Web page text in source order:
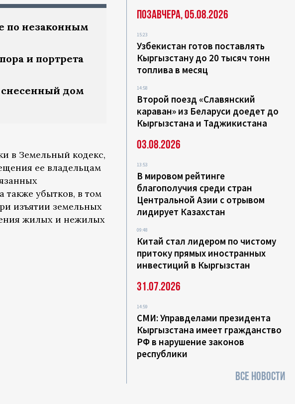
по незаконным
и портрета
дом
в Земельный кодекс,
ее владельцам
также убытков, в том
изъятии земельных
жилых и нежилых
Позавчера, 05.08.2026
15:23
Узбекистан готов поставлять
Кыргызстану до 20 тысяч тонн
топлива в месяц
14:58
Второй поезд «Славянский
караван» из Беларуси доедет до
Кыргызстана и Таджикистана
03.08.2026
13:53
В мировом рейтинге
благополучия среди стран
Центральной Азии с отрывом
лидирует Казахстан
09:48
Китай стал лидером по чистому
притоку прямых иностранных
инвестиций в Кыргызстан
31.07.2026
14:59
СМИ: Управделами президента
Кыргызстана имеет гражданство
РФ в нарушение законов
республики
ВСЕ НОВОСТИ